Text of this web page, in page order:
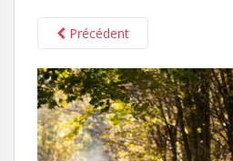
Précédent